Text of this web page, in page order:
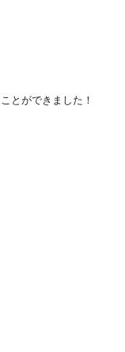
とができました！